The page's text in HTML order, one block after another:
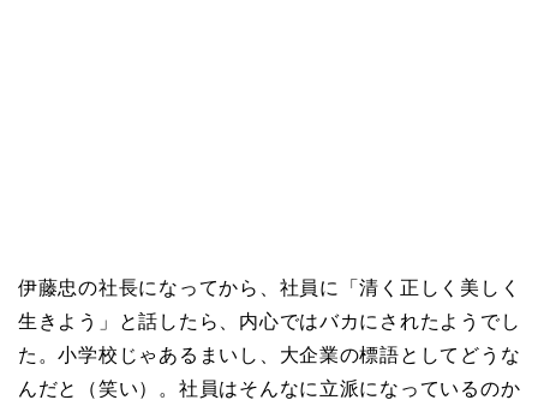
伊藤忠の社長になってから、社員に「清く正しく美しく
生きよう」と話したら、内心ではバカにされたようでし
た。小学校じゃあるまいし、大企業の標語としてどうな
んだと（笑い）。社員はそんなに立派になっているのか